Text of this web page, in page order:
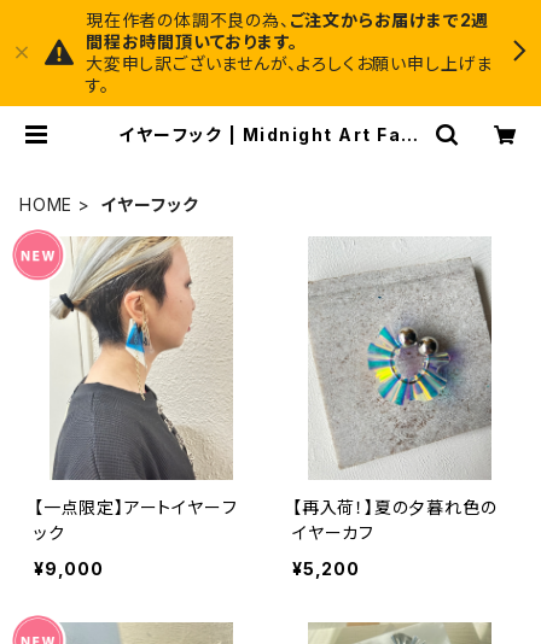
現在作者の体調不良の為、 ご注文からお届けまで2週
間程お時間頂いております。
大変申し訳ございませんが、よろしくお願い申し上げま
す。
イヤーフック | Midnight Art Fact
HOME
イヤーフック
【一点限定】アートイヤーフ
ック
¥9,000
【再入荷！】夏の夕暮れ色の
イヤーカフ
¥5,200